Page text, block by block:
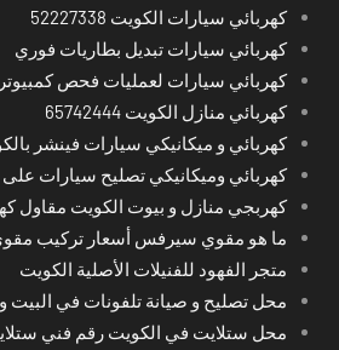
كهربائي سيارات الكويت 52227338
كهربائي سيارات تبديل بطاريات فوري
كهربائي سيارات لعمليات فحص
كهربائي منازل الكويت 65742444
كهربائي و ميكانيكي سيارات فينشر بالكويت 24
كهربائي وميكانيكي تصليح سيارات
كهربجي منازل و بيوت الكويت مقاول
ما هو مقوي سيرفس أسعار تركيب
متجر الفهود للفنيلات الأصلية الكويت
محل تصليح و صيانة تلفونات في البيت
محل ستلايت في الكويت رقم فني ستلايت